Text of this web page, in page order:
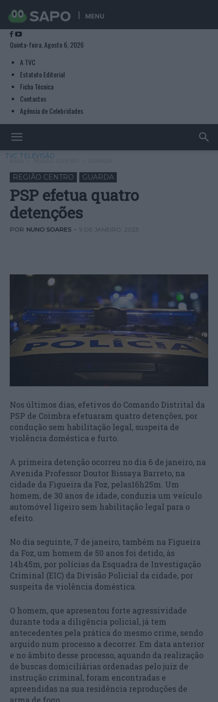
MENU
Quinta-feira, Agosto 6, 2026
A TVC
Estatuto Editorial
Ficha Técnica
Contactos
Agência de Celebridades
TVC TELEVISÃO
Início REGIÃO CENTRO
REGIÃO CENTRO GUARDA
PSP efetua quatro
detenções
POR NUNO SOARES - 9 DE JANEIRO, 2023
Nos últimos dias, efetivos do Comando Distrital da
PSP de Coimbra efetuaram quatro detenções, por
condução sem habilitação legal, suspeita de
violência doméstica e furto.
A primeira detenção ocorreu no dia 6 de janeiro, na
Avenida Professor Doutor Bissaya Barreto, na
cidade da Figueira da Foz, pelas16h25m. Um
homem, de 30 anos de idade, conduzia um veículo
automóvel ligeiro sem habilitação legal para o
efeito.
No dia seguinte, 7 de janeiro, também na Figueira
da Foz, um homem de 50 anos foi detido, às
14h45m, por polícias da Esquadra de Investigação
Criminal (EIC) da Divisão Policial da cidade, por
suspeita de violência doméstica.
O homem, que apresentou forte agressividade
durante toda a diligência policial, já tem
antecedentes pela prática do mesmo crime, sendo
arguido num processo a decorrer. Em data anterior
e no âmbito desse processo, aquando da realização
de buscas domiciliárias ordenadas pelo juiz de
instrução criminal, foram encontradas e
apreendidas na sua residência reproduções de
arma de fogo.